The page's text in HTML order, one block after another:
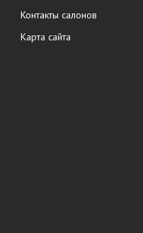
Контакты салонов
Карта сайта